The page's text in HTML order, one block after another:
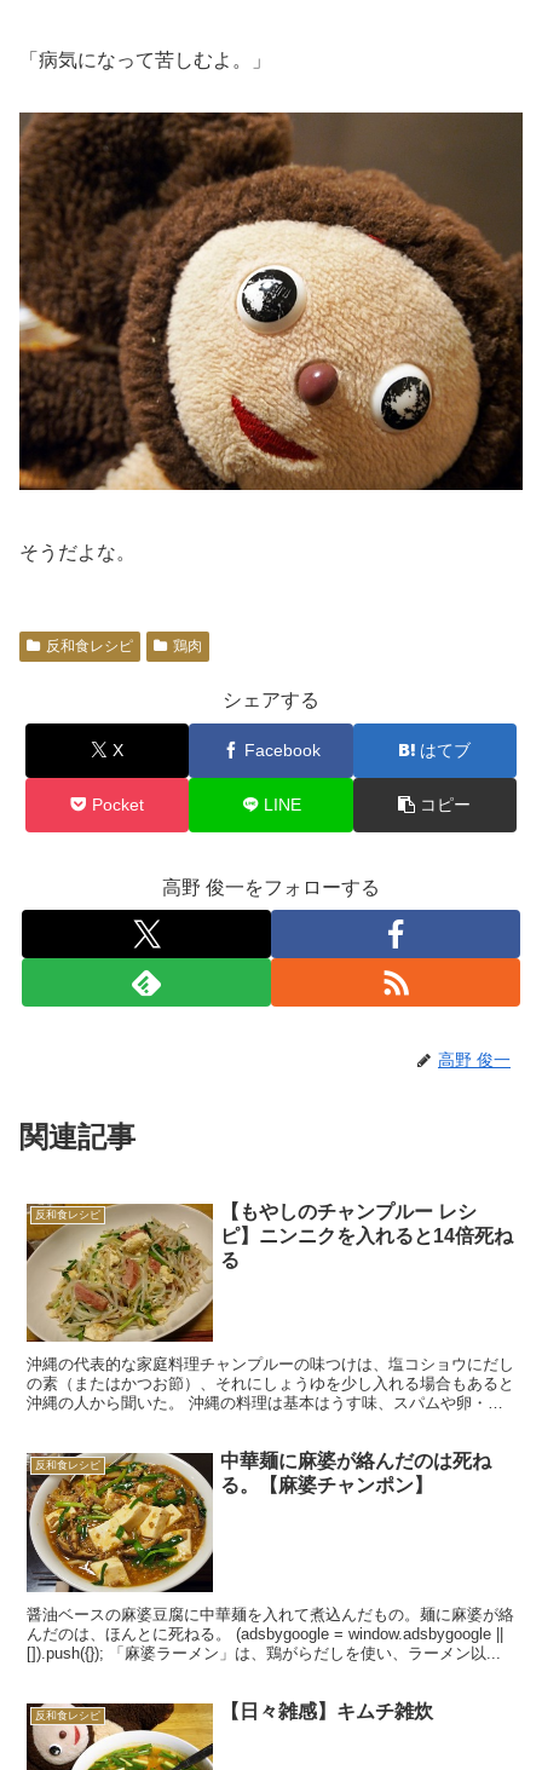
「病気になって苦しむよ。」
そうだよな。
反和食レシピ 鶏肉
シェアする
X Facebook はてブ
Pocket LINE コピー
高野 俊一をフォローする
高野 俊一
関連記事
反和食レシピ
【もやしのチャンプルー レシ
ピ】ニンニクを入れると14倍死ね
る
沖縄の代表的な家庭料理チャンプルーの味つけは、塩コショウにだし
の素（またはかつお節）、それにしょうゆを少し入れる場合もあると
沖縄の人から聞いた。 沖縄の料理は基本はうす味、スパムや卵・豆
反和食レシピ
中華麺に麻婆が絡んだのは死ね
る。【麻婆チャンポン】
醤油ベースの麻婆豆腐に中華麺を入れて煮込んだもの。麺に麻婆が絡
んだのは、ほんとに死ねる。 (adsbygoogle = window.adsbygoogle ||
[]).push({}); 「麻婆ラーメン」は、鶏がらだしを使い、ラーメン以...
反和食レシピ 【日々雑感】キムチ雑炊